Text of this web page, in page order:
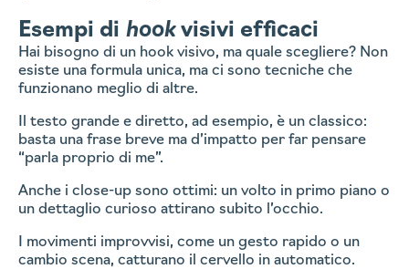
Esempi di hookvisivi efficaci
Hai bisogno di un hook visivo, ma quale scegliere? Non
esiste una formula unica, ma ci sono tecniche che
funzionano meglio di altre.
Il testo grande e diretto, ad esempio, è un classico:
basta una frase breve ma d’impatto per far pensare
“parla proprio di me”.
Anche i close-up sono ottimi: un volto in primo piano o
un dettaglio curioso attirano subito l’occhio.
I movimenti improvvisi, come un gesto rapido o un
cambio scena, catturano il cervello in automatico.